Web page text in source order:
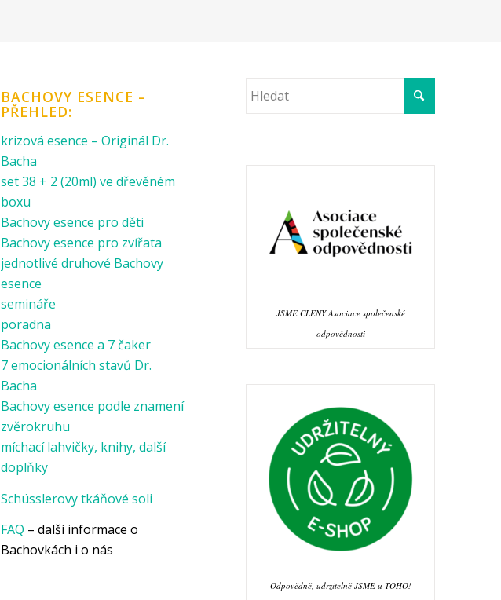
BACHOVY ESENCE –
PŘEHLED:
krizová esence – Originál Dr.
Bacha
set 38 + 2 (20ml) ve dřevěném
boxu
Bachovy esence pro děti
Bachovy esence pro zvířata
jednotlivé druhové Bachovy
esence
semináře
poradna
Bachovy esence a 7 čaker
7 emocionálních stavů Dr.
Bacha
Bachovy esence podle znamení
zvěrokruhu
míchací lahvičky, knihy, další
doplňky
Schüsslerovy tkáňové soli
FAQ – další informace o
Bachovkách i o nás
JSME ČLENY Asociace společenské
odpovědnosti
Odpovědně, udržitelně JSME u TOHO!